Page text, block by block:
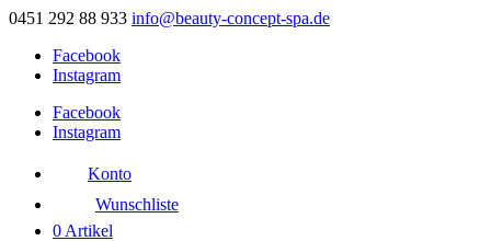
0451 292 88 933 info@beauty-concept-spa.de
Facebook
Instagram
Facebook
Instagram
Konto
Wunschliste
0 Artikel